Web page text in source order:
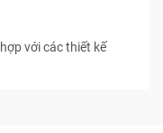
với các thiết kế